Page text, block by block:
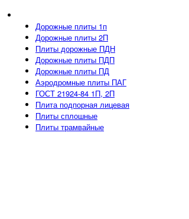
Дорожные плиты 1п
Дорожные плиты 2П
Плиты дорожные ПДН
Дорожные плиты ПДП
Дорожные плиты ПД
Аэродромные плиты ПАГ
ГОСТ 21924-84 1П, 2П
Плита подпорная лицевая
Плиты сплошные
Плиты трамвайные